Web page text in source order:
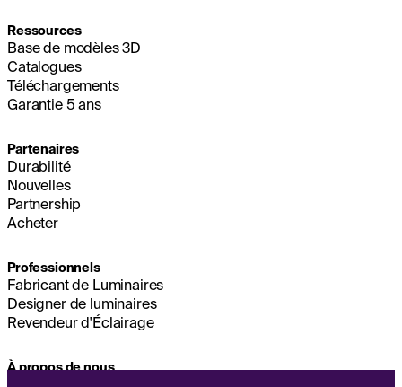
Ressources
Base de modèles 3D
Catalogues
Téléchargements
Garantie 5 ans
Partenaires
Durabilité
Nouvelles
Partnership
Acheter
Professionnels
Fabricant de Luminaires
Designer de luminaires
Revendeur d'Éclairage
À propos de nous